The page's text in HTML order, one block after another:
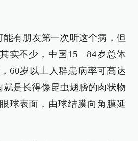
能有朋友第一次听这个病，但
实不少，中国15—84岁总体
60岁以上人群患病率可高达
就是长得像昆虫翅膀的肉状物
球表面，由球结膜向角膜延